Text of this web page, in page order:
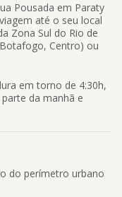
Pousada em Paraty
até o seu local
Zona Sul do Rio de
Centro) ou
em torno de 4:30h,
da manhã e
do perímetro urbano